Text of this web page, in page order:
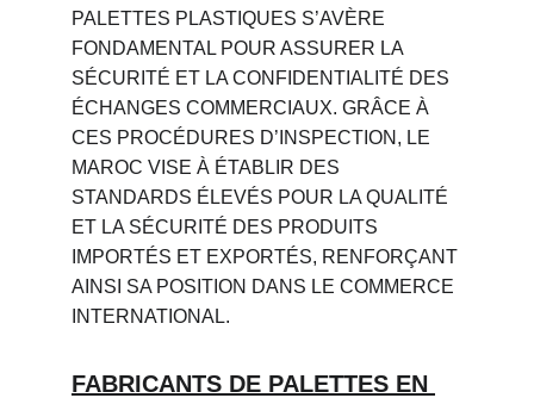
PALETTES PLASTIQUES S’AVÈRE
FONDAMENTAL POUR ASSURER LA
SÉCURITÉ ET LA CONFIDENTIALITÉ DES
ÉCHANGES COMMERCIAUX. GRÂCE À
CES PROCÉDURES D’INSPECTION, LE
MAROC VISE À ÉTABLIR DES
STANDARDS ÉLEVÉS POUR LA QUALITÉ
ET LA SÉCURITÉ DES PRODUITS
IMPORTÉS ET EXPORTÉS, RENFORÇANT
AINSI SA POSITION DANS LE COMMERCE
INTERNATIONAL.
FABRICANTS DE PALETTES EN